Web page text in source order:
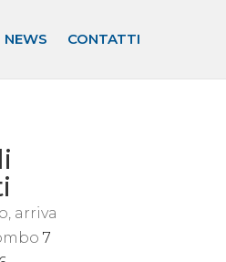
NEWS CONTATTI
arriva
7